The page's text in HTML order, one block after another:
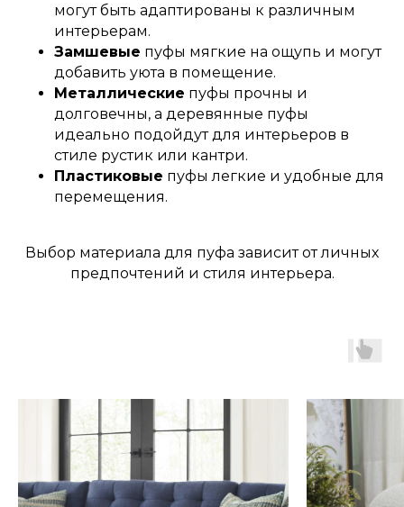
могут быть адаптированы к различным
интерьерам.
Замшевые пуфы мягкие на ощупь и могут
добавить уюта в помещение.
Металлические пуфы прочны и
долговечны, а деревянные пуфы
идеально подойдут для интерьеров в
стиле рустик или кантри.
Пластиковые пуфы легкие и удобные для
перемещения.
Выбор материала для пуфа зависит от личных
предпочтений и стиля интерьера.